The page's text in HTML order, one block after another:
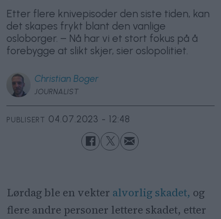
Etter flere knivepisoder den siste tiden, kan
det skapes frykt blant den vanlige
osloborger. – Nå har vi et stort fokus på å
forebygge at slikt skjer, sier oslopolitiet.
Christian Boger
JOURNALIST
PUBLISERT 04.07.2023 - 12:48
Lørdag ble en vekter alvorlig skadet, og
flere andre personer lettere skadet, etter